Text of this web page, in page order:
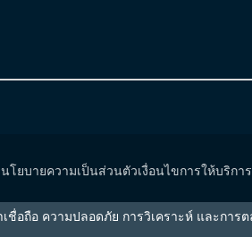
นโยบายความเป็นส่วนตัวเงื่อนไขการให้บริการ